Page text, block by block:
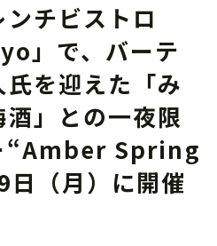
チビストロ
」で、バーテ
を迎えた「み
」との⼀夜限
“Amber Spring
（月）に開催